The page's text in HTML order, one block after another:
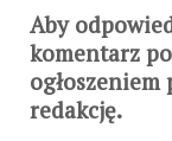
Aby
komentarz
redakcję.